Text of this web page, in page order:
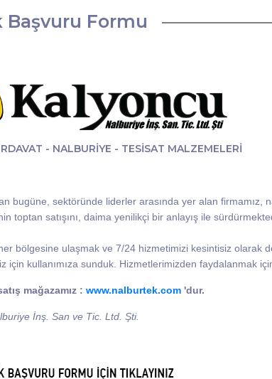
Başvuru Formu
- NALBURİYE - TESİSAT MALZEMELERİ
bugüne, sektöründe liderler arasında yer alan
toptan satışını, daima yenilikçi bir anlayış ile
bölgesine ulaşmak ve 7/24 hizmetimizi kesintisiz olarak
için kullanımıza sunduk. Hizmetlerimizden faydalanmak
mağazamız : www.nalburtek.com 'dur.
İnş. San ve Tic. Ltd. Şti.